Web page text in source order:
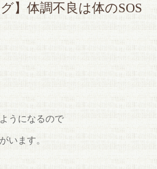
グ】体調不良は体のSOS
うになるので
います。